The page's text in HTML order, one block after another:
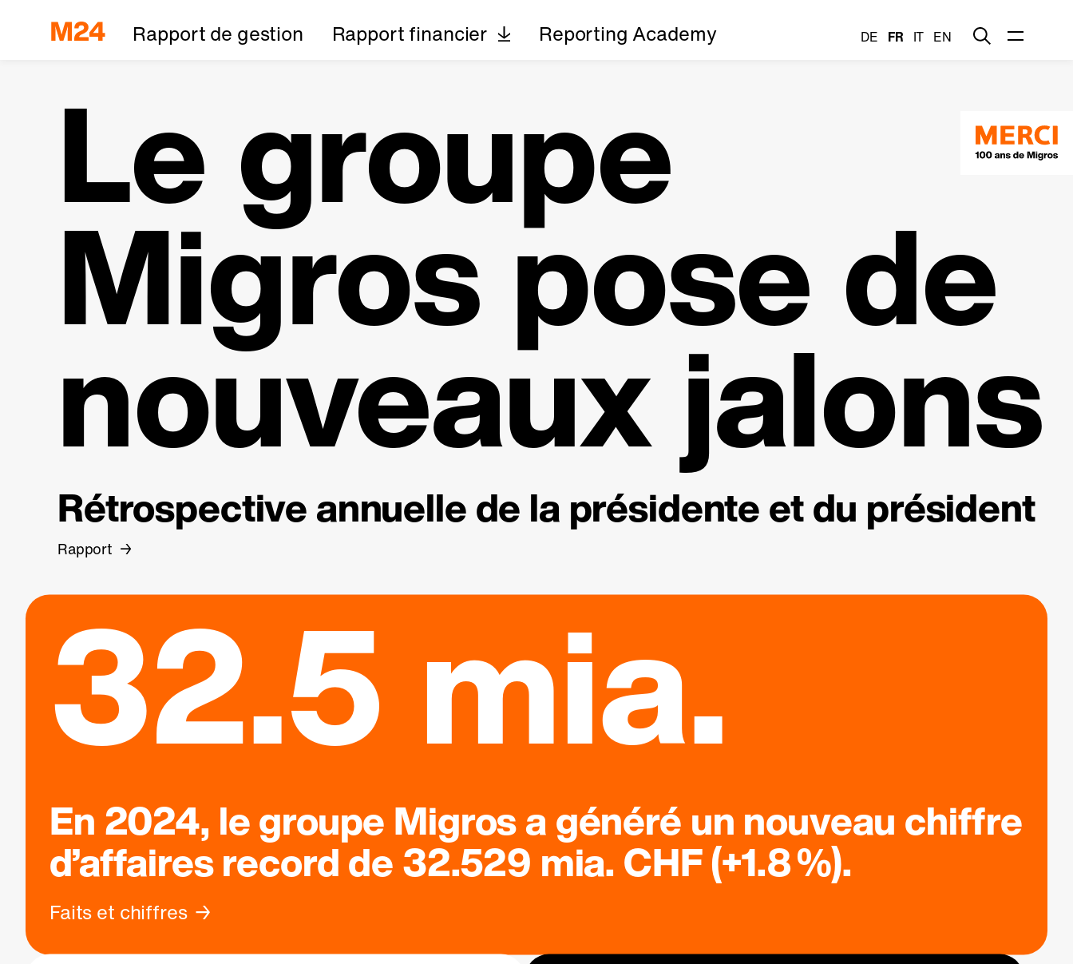
Rapport de gestion Rapport financier Reporting Academy DE FR IT EN
Le groupe
Migros pose de
nouveaux jalons
Rétrospective annuelle de la présidente et du président
Rapport
32.5 mia.
En 2024, le groupe Migros a généré un nouveau chiffre
d’affaires record de 32.529 mia. CHF (+1.8 %).
Faits et chiffres